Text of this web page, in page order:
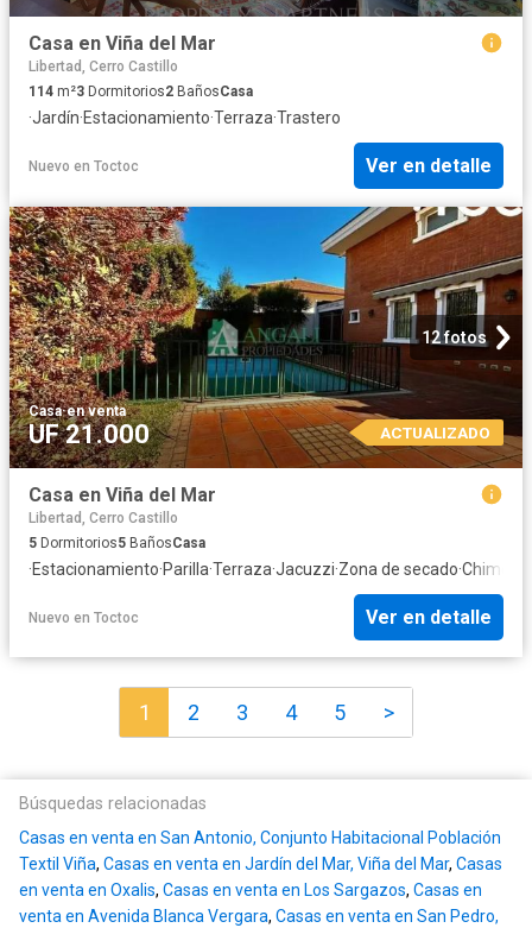
Casa en Viña del Mar
Libertad, Cerro Castillo
114 m²3 Dormitorios2 BañosCasa
·Jardín·Estacionamiento·Terraza·Trastero
Nuevo en Toctoc Ver en detalle
12 fotos
Casa·en venta
UF 21.000 ACTUALIZADO
Casa en Viña del Mar
Libertad, Cerro Castillo
5 Dormitorios5 BañosCasa
·Estacionamiento·Parilla·Terraza·Jacuzzi·Zona de secado·
Nuevo en Toctoc Ver en detalle
1 2 3 4 5 >
Búsquedas relacionadas
Casas en venta en San Antonio, Conjunto Habitacional Población
Textil Viña, Casas en venta en Jardín del Mar, Viña del Mar, Casas
en venta en Oxalis, Casas en venta en Los Sargazos, Casas en
venta en Avenida Blanca Vergara, Casas en venta en San Pedro,